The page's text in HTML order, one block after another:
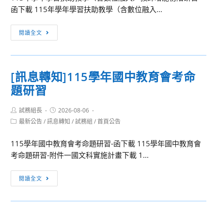
民
國
福
聯
金
會
兒
盟
學
苑
辦
函下載 115年學年學習扶助教學（含數位融入...
閱讀全文
息
轉
學
助
教
（含
數
位
教
[訊息轉知]115學年國中教育會考命
題研習
Post
author:
試務組長
Post
published:
2026-08-06
Post最新公告 / 訊息轉知 / 試務組 / 首頁公告
115學年國中教育會考命題研習-函下載 115學年國中教育會
考命題研習-附件一國文科實施計畫下載 1...
閱讀全文
息
轉